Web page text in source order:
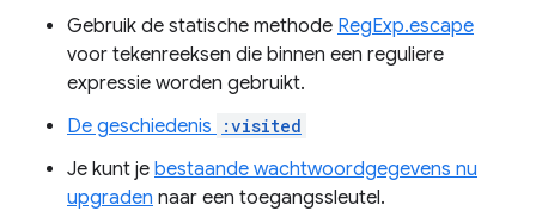
Gebruik de statische methode RegExp.escape
voor tekenreeksen die binnen een reguliere
expressie worden gebruikt.
De geschiedenis
:visited
Je kunt je bestaande wachtwoordgegevens nu
upgraden naar een toegangssleutel.